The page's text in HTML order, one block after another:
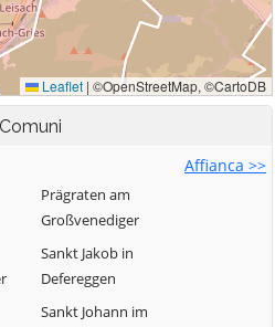
Comuni
Affianca >>
Prägraten am
Großvenediger
Sankt Jakob in
Defereggen
Sankt Johann im